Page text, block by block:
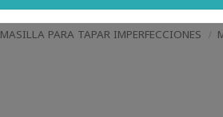
MASILLA PARA TAPAR IMPERFECCIONES